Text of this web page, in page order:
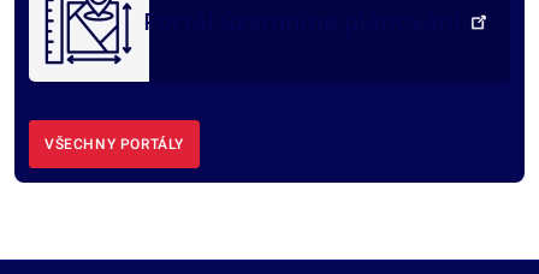
Portál územního plánování
VŠECHNY PORTÁLY